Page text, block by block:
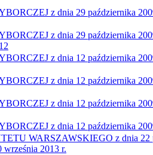
z dnia 29 października
z dnia 29 października
z dnia 12 października
z dnia 12 października
z dnia 12 października
z dnia 12 października
WARSZAWSKIEGO z dnia 22
września 2013 r.